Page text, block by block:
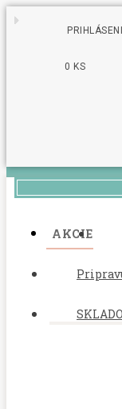
0 KS
AKCIE